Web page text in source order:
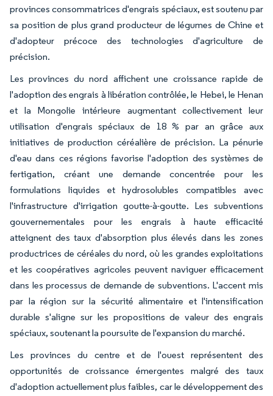
provinces consommatrices d'engrais spéciaux, est soutenu par
sa position de plus grand producteur de légumes de Chine et
d'adopteur précoce des technologies d'agriculture de
précision.
Les provinces du nord affichent une croissance rapide de
l'adoption des engrais à libération contrôlée, le Hebei, le Henan
et la Mongolie intérieure augmentant collectivement leur
utilisation d'engrais spéciaux de 18 % par an grâce aux
initiatives de production céréalière de précision. La pénurie
d'eau dans ces régions favorise l'adoption des systèmes de
fertigation, créant une demande concentrée pour les
formulations liquides et hydrosolubles compatibles avec
l'infrastructure d'irrigation goutte-à-goutte. Les subventions
gouvernementales pour les engrais à haute efficacité
atteignent des taux d'absorption plus élevés dans les zones
productrices de céréales du nord, où les grandes exploitations
et les coopératives agricoles peuvent naviguer efficacement
dans les processus de demande de subventions. L'accent mis
par la région sur la sécurité alimentaire et l'intensification
durable s'aligne sur les propositions de valeur des engrais
spéciaux, soutenant la poursuite de l'expansion du marché.
Les provinces du centre et de l'ouest représentent des
opportunités de croissance émergentes malgré des taux
d'adoption actuellement plus faibles, car le développement des